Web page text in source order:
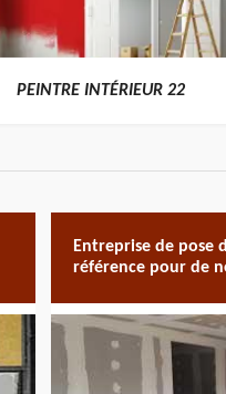
PEINTRE INTÉRIEUR 22
Entreprise de pose
référence pour de